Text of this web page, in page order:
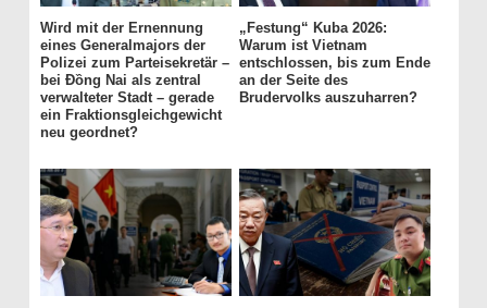
Wird mit der Ernennung
eines Generalmajors der
Polizei zum Parteisekretär –
bei Đồng Nai als zentral
verwalteter Stadt – gerade
ein Fraktionsgleichgewicht
neu geordnet?
„Festung“ Kuba 2026:
Warum ist Vietnam
entschlossen, bis zum Ende
an der Seite des
Brudervolks auszuharren?